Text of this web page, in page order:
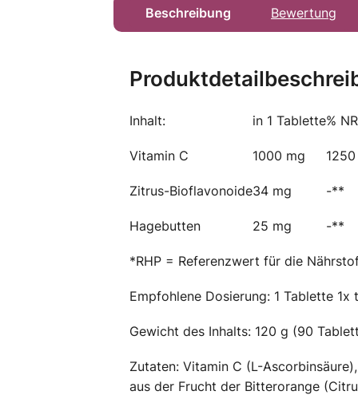
Beschreibung Bewertung
Inhalt: in 1 Tablette%
Vitamin C 1000 mg 1250
Zitrus-Bioflavonoide34 mg -**
Hagebutten 25 mg -**
*RHP = Referenzwert für die
Empfohlene Dosierung: 1 Tablette 1x
Gewicht des Inhalts: 120 g (90
Zutaten: Vitamin C (L-
aus der Frucht der Bitterorange